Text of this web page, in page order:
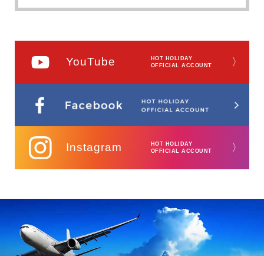
YouTube
HOT HOLIDAY
OFFICIAL ACCOUNT
〉
Instagram
HOT HOLIDAY
OFFICIAL ACCOUNT
〉